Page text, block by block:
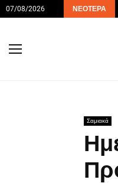
07/08/2026 ΝΕΌΤΕΡΑ
Σαμιακά